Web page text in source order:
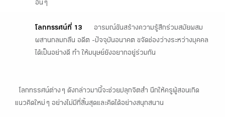
อื่น ๆ
โลกทรรศน์ที่ 13 อารมณ์ขันสร้างความรู้สึกร่วมสมัยผสม
ผสานกลมกลืน อดีต –ปัจจุบันอนาคต ขจัดช่องว่างระหว่างบุคคล
ได้เป็นอย่างดี ทำ ให้มนุษย์ยังอยากอยู่ร่วมกัน
โลกทรรศน์ต่าง ๆ ดังกล่าวมานี้จะช่วยปลุกจิตสำ นึกให้ครูผู้สอนเกิด
แนวคิดใหม่ ๆ อย่างไม่มีที่สิ้นสุดและคิดได้อย่างสนุกสนาน